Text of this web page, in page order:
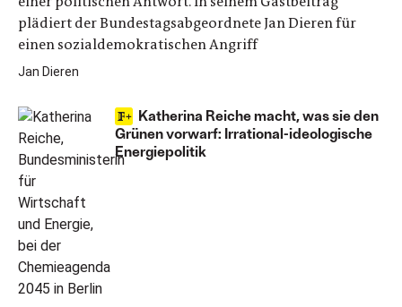
plädiert der Bundestagsabgeordnete Jan Dieren für
einen sozialdemokratischen Angriff
Jan Dieren
Katherina Reiche macht, was sie den
Grünen vorwarf: Irrational-ideologische
Energiepolitik